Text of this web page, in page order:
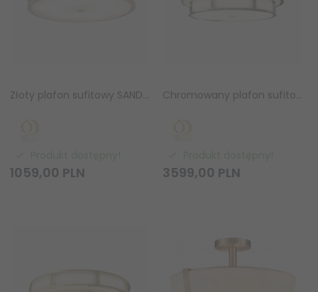
Złoty plafon sufitowy SANDRO PL OLD GOLD 50 Orlicki Design OR85761
1059,00 PLN
Chromowany plafon sufitowy Piano PL OLD Cromo 80 Orlicki Design OR85747
3599,00 PLN